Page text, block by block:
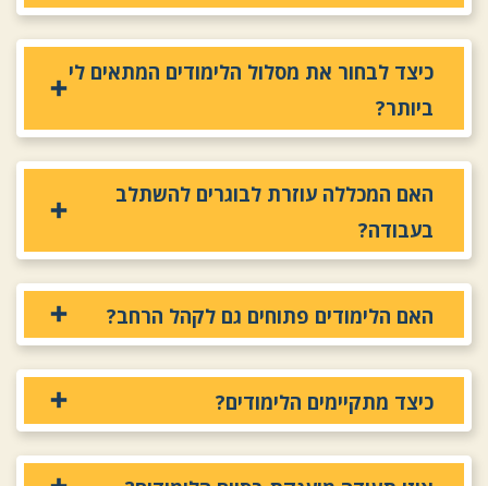
כיצד לבחור את מסלול הלימודים המתאים לי
ביותר?
האם המכללה עוזרת לבוגרים להשתלב
בעבודה?
האם הלימודים פתוחים גם לקהל הרחב?
כיצד מתקיימים הלימודים?